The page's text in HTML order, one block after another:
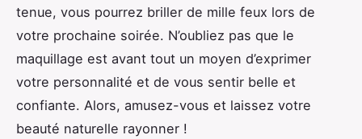
tenue, vous pourrez briller de mille feux lors de
votre prochaine soirée. N’oubliez pas que le
maquillage est avant tout un moyen d’exprimer
votre personnalité et de vous sentir belle et
confiante. Alors, amusez-vous et laissez votre
beauté naturelle rayonner !